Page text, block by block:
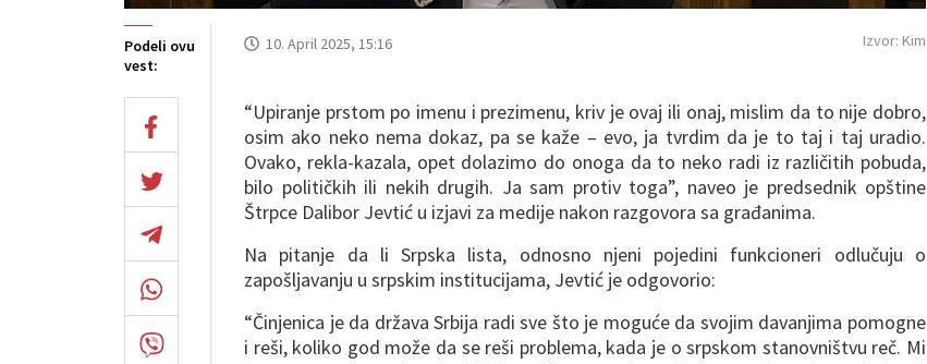
Podeli ovu
vest:
10. April 2025, 15:16 Izvor: Kim
“Upiranje prstom po imenu i prezimenu, kriv je ovaj ili onaj, mislim da to nije dobro,
osim ako neko nema dokaz, pa se kaže – evo, ja tvrdim da je to taj i taj uradio.
Ovako, rekla-kazala, opet dolazimo do onoga da to neko radi iz različitih pobuda,
bilo političkih ili nekih drugih. Ja sam protiv toga”, naveo je predsednik opštine
Štrpce Dalibor Jevtić u izjavi za medije nakon razgovora sa građanima.
Na pitanje da li Srpska lista, odnosno njeni pojedini funkcioneri odlučuju o
zapošljavanju u srpskim institucijama, Jevtić je odgovorio:
“Činjenica je da država Srbija radi sve što je moguće da svojim davanjima pomogne
i reši, koliko god može da se reši problema, kada je o srpskom stanovništvu reč. Mi